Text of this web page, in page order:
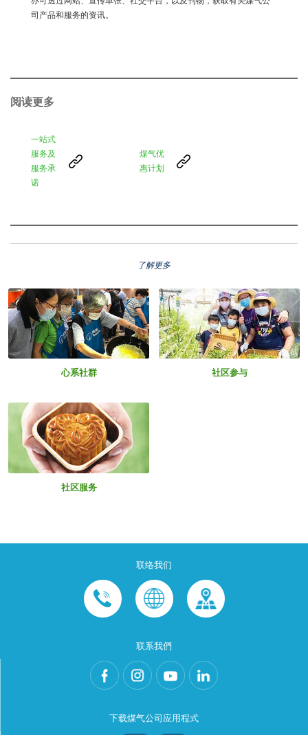
司产品和服务的资讯。
阅读更多
一站式
服务及
服务承
诺
煤气优
惠计划
了解更多
心系社群 社区参与
社区服务
联络我们
联系我們
下载煤气公司应用程式